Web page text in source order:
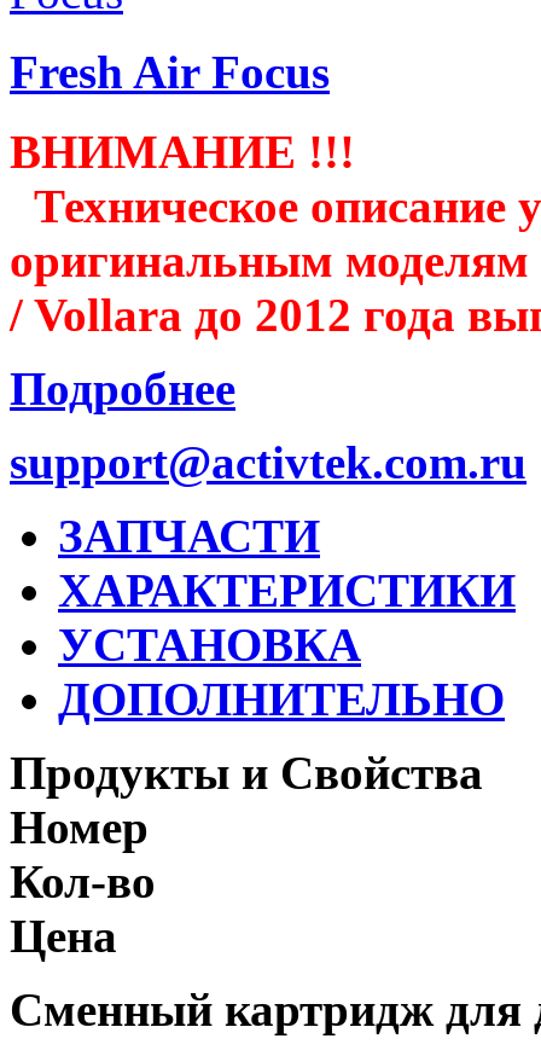
Fresh Air Focus
ВНИМАНИЕ !!!
Техническое описание
оригинальным моделям
/ Vollara до 2012 года
Подробнее
support@activtek.com.ru
ЗАПЧАСТИ
ХАРАКТЕРИСТИКИ
УСТАНОВКА
ДОПОЛНИТЕЛЬНО
Продукты и Свойства
Номер
Кол-во
Цена
Сменный картридж для